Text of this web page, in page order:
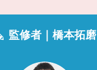
監修者｜橋本拓磨